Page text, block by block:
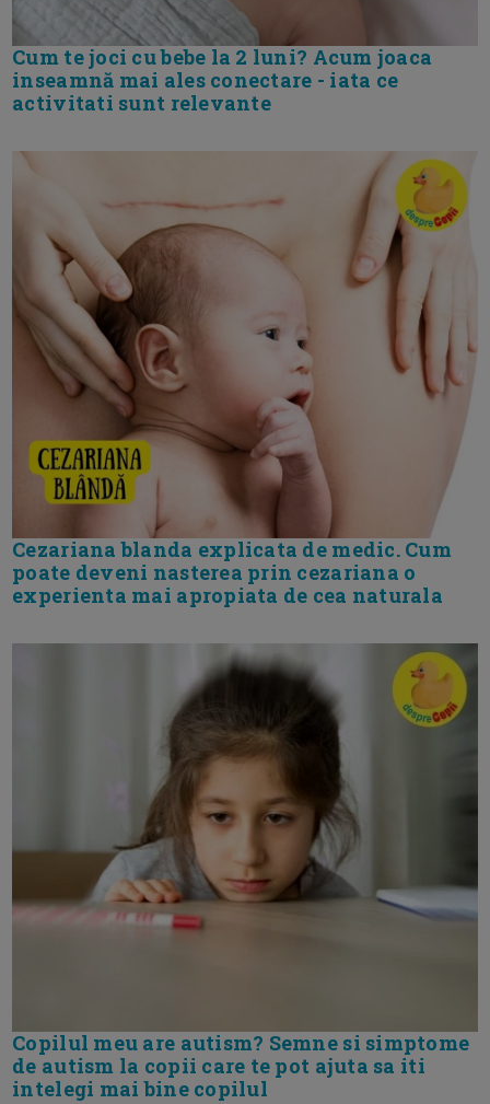
Cum te joci cu bebe la 2 luni? Acum joaca
inseamnă mai ales conectare - iata ce
activitati sunt relevante
Cezariana blanda explicata de medic. Cum
poate deveni nasterea prin cezariana o
experienta mai apropiata de cea naturala
Copilul meu are autism? Semne si simptome
de autism la copii care te pot ajuta sa iti
intelegi mai bine copilul